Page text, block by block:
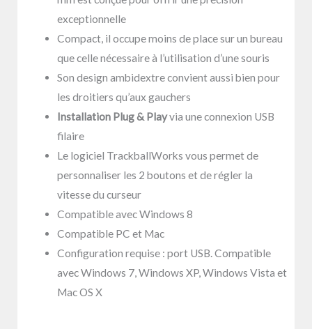
exceptionnelle
Compact, il occupe moins de place sur un bureau
que celle nécessaire à l’utilisation d’une souris
Son design ambidextre convient aussi bien pour
les droitiers qu’aux gauchers
Installation Plug & Playvia une connexion USB
filaire
Le logiciel TrackballWorks vous permet de
personnaliser les 2 boutons et de régler la
vitesse du curseur
Compatible avec Windows 8
Compatible PC et Mac
Configuration requise : port USB. Compatible
avec Windows 7, Windows XP, Windows Vista et
Mac OS X